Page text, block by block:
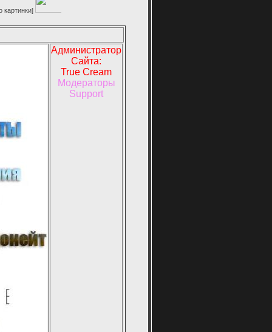
Администратор
Сайта:
True Cream
Модераторы
Support